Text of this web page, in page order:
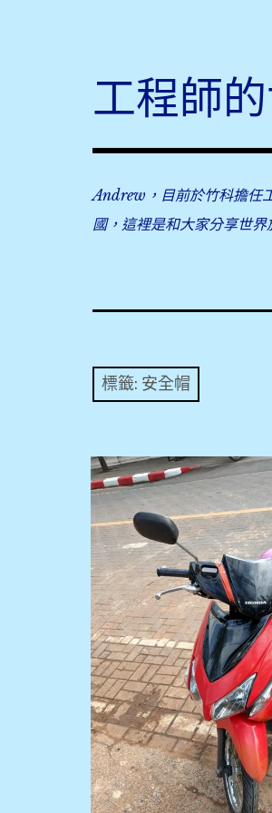
工程師
Andrew，目前於竹科擔任
國，這裡是和大家分享世界
標籤: 安全帽